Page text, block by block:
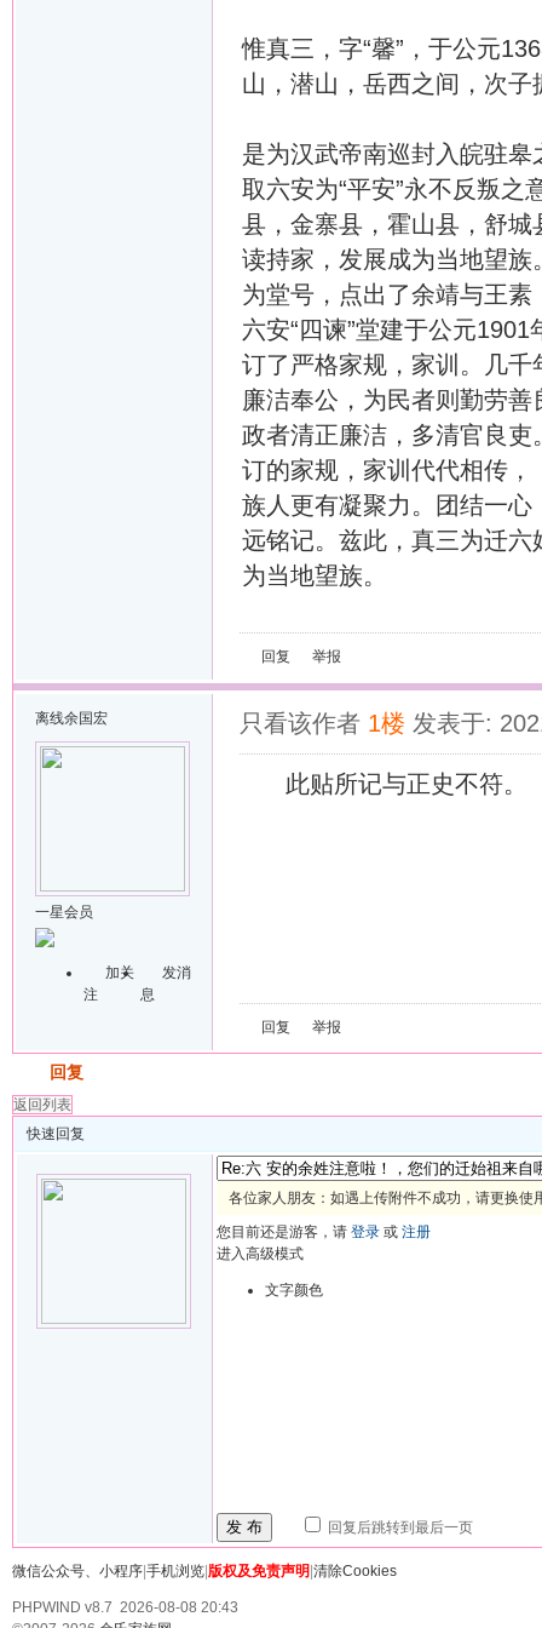
惟真三，字“馨”，于公元
山，潜山，岳西之间，次
是为汉武帝南巡封入皖驻
取六安为“平安”永不反叛之
县，金寨县，霍山县，舒
读持家，发展成为当地望族
为堂号，点出了余靖与王
六安“四谏”堂建于公元
订了严格家规，家训。几
廉洁奉公，为民者则勤劳
政者清正廉洁，多清官良
订的家规，家训代代相传，
族人更有凝聚力。团结一心
远铭记。兹此，真三为迁
为当地望族。
回复 举报
离线余国宏
一星会员
加关
注
发消
息
只看该作者 1楼 发表于:
此贴所记与正史不符。
回复 举报
回复
返回列表
快速回复
各位家人朋友：如遇上传附件不成功，请更换使
您目前还是游客，请 登录 或 注册
进入高级模式
文字颜色
发 布 回复后跳转到最后一页
微信公众号、小程序 手机浏览 版权及免责声明 清除Cookies
PHPWIND v8.7 2026-08-08 20:43